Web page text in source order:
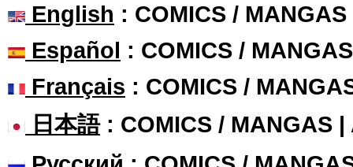
English : COMICS /
Español : COMICS /
Français : COMICS /
日本語: COMICS / MANGAS |